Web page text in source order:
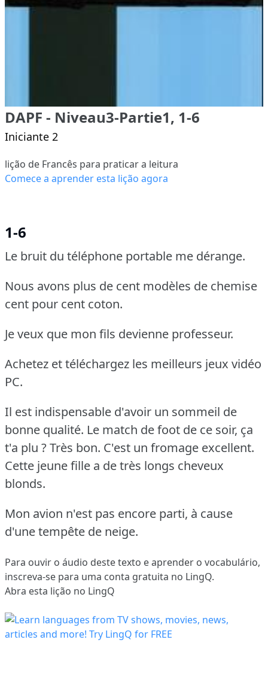
DAPF - Niveau3-Partie1, 1-6
Iniciante 2
lição de Francês para praticar a leitura
Comece a aprender esta lição agora
1-6
Le bruit du téléphone portable me dérange.
Nous avons plus de cent modèles de chemise
cent pour cent coton.
Je veux que mon fils devienne professeur.
Achetez et téléchargez les meilleurs jeux vidéo
PC.
Il est indispensable d'avoir un sommeil de
bonne qualité. Le match de foot de ce soir, ça
t'a plu ?Très bon. C'est un fromage excellent.
Cette jeune fille a de très longs cheveux
blonds.
Mon avion n'est pas encore parti, à cause
d'une tempête de neige.
Para ouvir o áudio deste texto e aprender o vocabulário,
inscreva-se para uma conta gratuita no LingQ.
Abra esta lição no LingQ